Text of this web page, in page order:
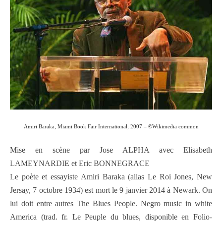
Amiri Baraka, Miami Book Fair International, 2007 – ©Wikimedia common
Mise en scène par Jose ALPHA avec Elisabeth
LAMEYNARDIE et Eric BONNEGRACE
Le poète et essayiste Amiri Baraka (alias Le Roi Jones, New
Jersay, 7 octobre 1934) est mort le 9 janvier 2014 à Newark. On
lui doit entre autres The Blues People. Negro music in white
America (trad. fr. Le Peuple du blues, disponible en Folio-